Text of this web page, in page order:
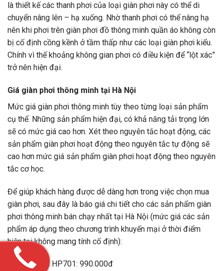
là thiết kế các thanh phơi của loại giàn phơi này có thể di
chuyển nâng lên – hạ xuống. Nhờ thanh phơi có thể nâng hạ
nên khi phơi trên giàn phơi đồ thông minh quần áo không còn
bị cố định cồng kềnh ở tầm thấp như các loại giàn phơi kiểu.
Chính vì thế khoảng không gian phơi có điều kiện để “lột xác”
trở nên hiện đại.
Giá giàn phơi thông minh tại Hà Nội
Mức giá giàn phơi thông minh tùy theo từng loại sản phẩm
cụ thể. Những sản phẩm hiện đại, có khả năng tải trọng lớn
sẽ có mức giá cao hơn. Xét theo nguyên tắc hoạt động, các
sản phẩm giàn phơi hoạt động theo nguyên tắc tự động sẽ
cao hơn mức giá sản phẩm giàn phơi hoạt động theo nguyên
tắc cơ học.
Để giúp khách hàng được dễ dàng hơn trong việc chọn mua
giàn phơi, sau đây là báo giá chi tiết cho các sản phẩm giàn
phơi thông minh bán chạy nhất tại Hà Nội (mức giá các sản
phẩm áp dụng theo chương trình khuyến mại ở thời điểm
hiện tại không mang tính cố định):
Giàn phơi HP701: 990.000đ